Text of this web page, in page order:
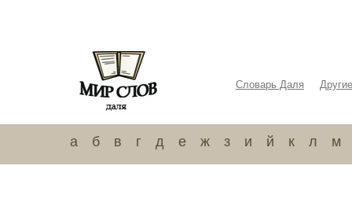
Словарь Даля
а б в г д е ж з и й к л м